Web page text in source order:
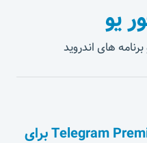
یو
برنامه های اندروید
دانلود تلگرام پریمیوم Telegram Premium برای